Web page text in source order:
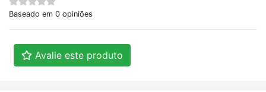
Baseado em 0 opiniões
Avalie este produto